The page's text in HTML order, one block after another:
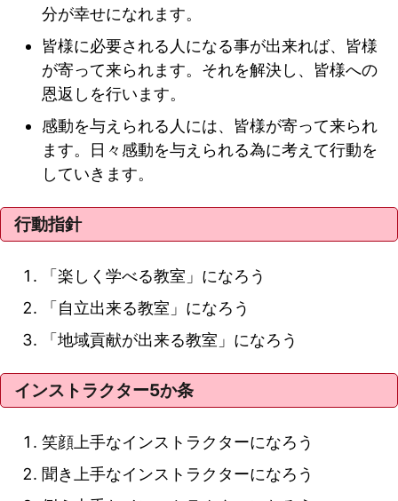
分が幸せになれます。
皆様に必要される人になる事が出来れば、皆様
が寄って来られます。それを解決し、皆様への
恩返しを行います。
感動を与えられる人には、皆様が寄って来られ
ます。日々感動を与えられる為に考えて行動を
していきます。
行動指針
「楽しく学べる教室」になろう
「自立出来る教室」になろう
「地域貢献が出来る教室」になろう
インストラクター5か条
笑顔上手なインストラクターになろう
聞き上手なインストラクターになろう